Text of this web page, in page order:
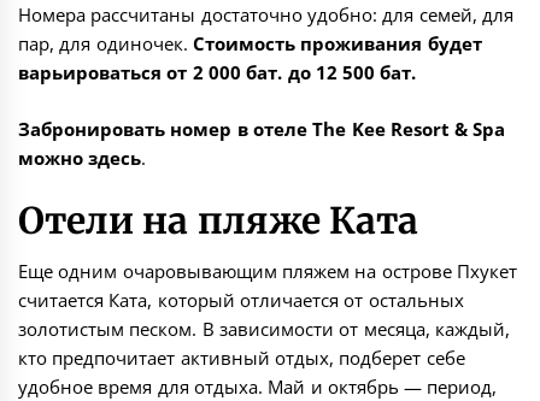
Номера рассчитаны достаточно удобно: для семей, для
пар, для одиночек. Стоимость проживания будет
варьироваться от 2 000 бат. до 12 500 бат.
Забронировать номер в отеле The Kee Resort & Spa
можноздесь.
Отели на пляже Ката
Еще одним очаровывающим пляжем на острове Пхукет
считается Ката, который отличается от остальных
золотистым песком. В зависимости от месяца, каждый,
кто предпочитает активный отдых, подберет себе
удобное время для отдыха. Май и октябрь — период,